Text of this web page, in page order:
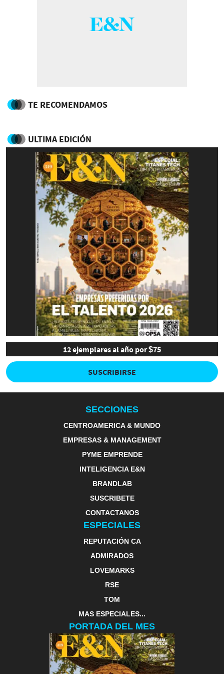
TE RECOMENDAMOS
ULTIMA EDICIÓN
12 ejemplares al año por $75
SUSCRIBIRSE
SECCIONES
CENTROAMERICA & MUNDO
EMPRESAS & MANAGEMENT
PYME EMPRENDE
INTELIGENCIA E&N
BRANDLAB
SUSCRIBETE
CONTACTANOS
ESPECIALES
REPUTACIÓN CA
ADMIRADOS
LOVEMARKS
RSE
TOM
MAS ESPECIALES...
PORTADA DEL MES